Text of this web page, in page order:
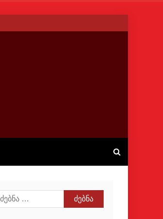
ძებნა: